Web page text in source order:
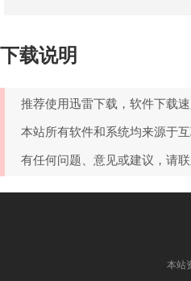
下载说明
推荐使用迅雷下载，软件下载
本站所有软件和系统均来源于
有任何问题、意见或建议，请
本站